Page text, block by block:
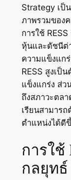
Strategy เป็
ภาพรวมของ
การใช้
หุ้นและดัชนีต่
ความแข็งแก
RESS สูงเป็
แข็งแกร่ง ส่ว
ถึงสภาวะตล
เรียนสามาร
ตำแหน่งได้ดี
การใช้
กลยุทธ์